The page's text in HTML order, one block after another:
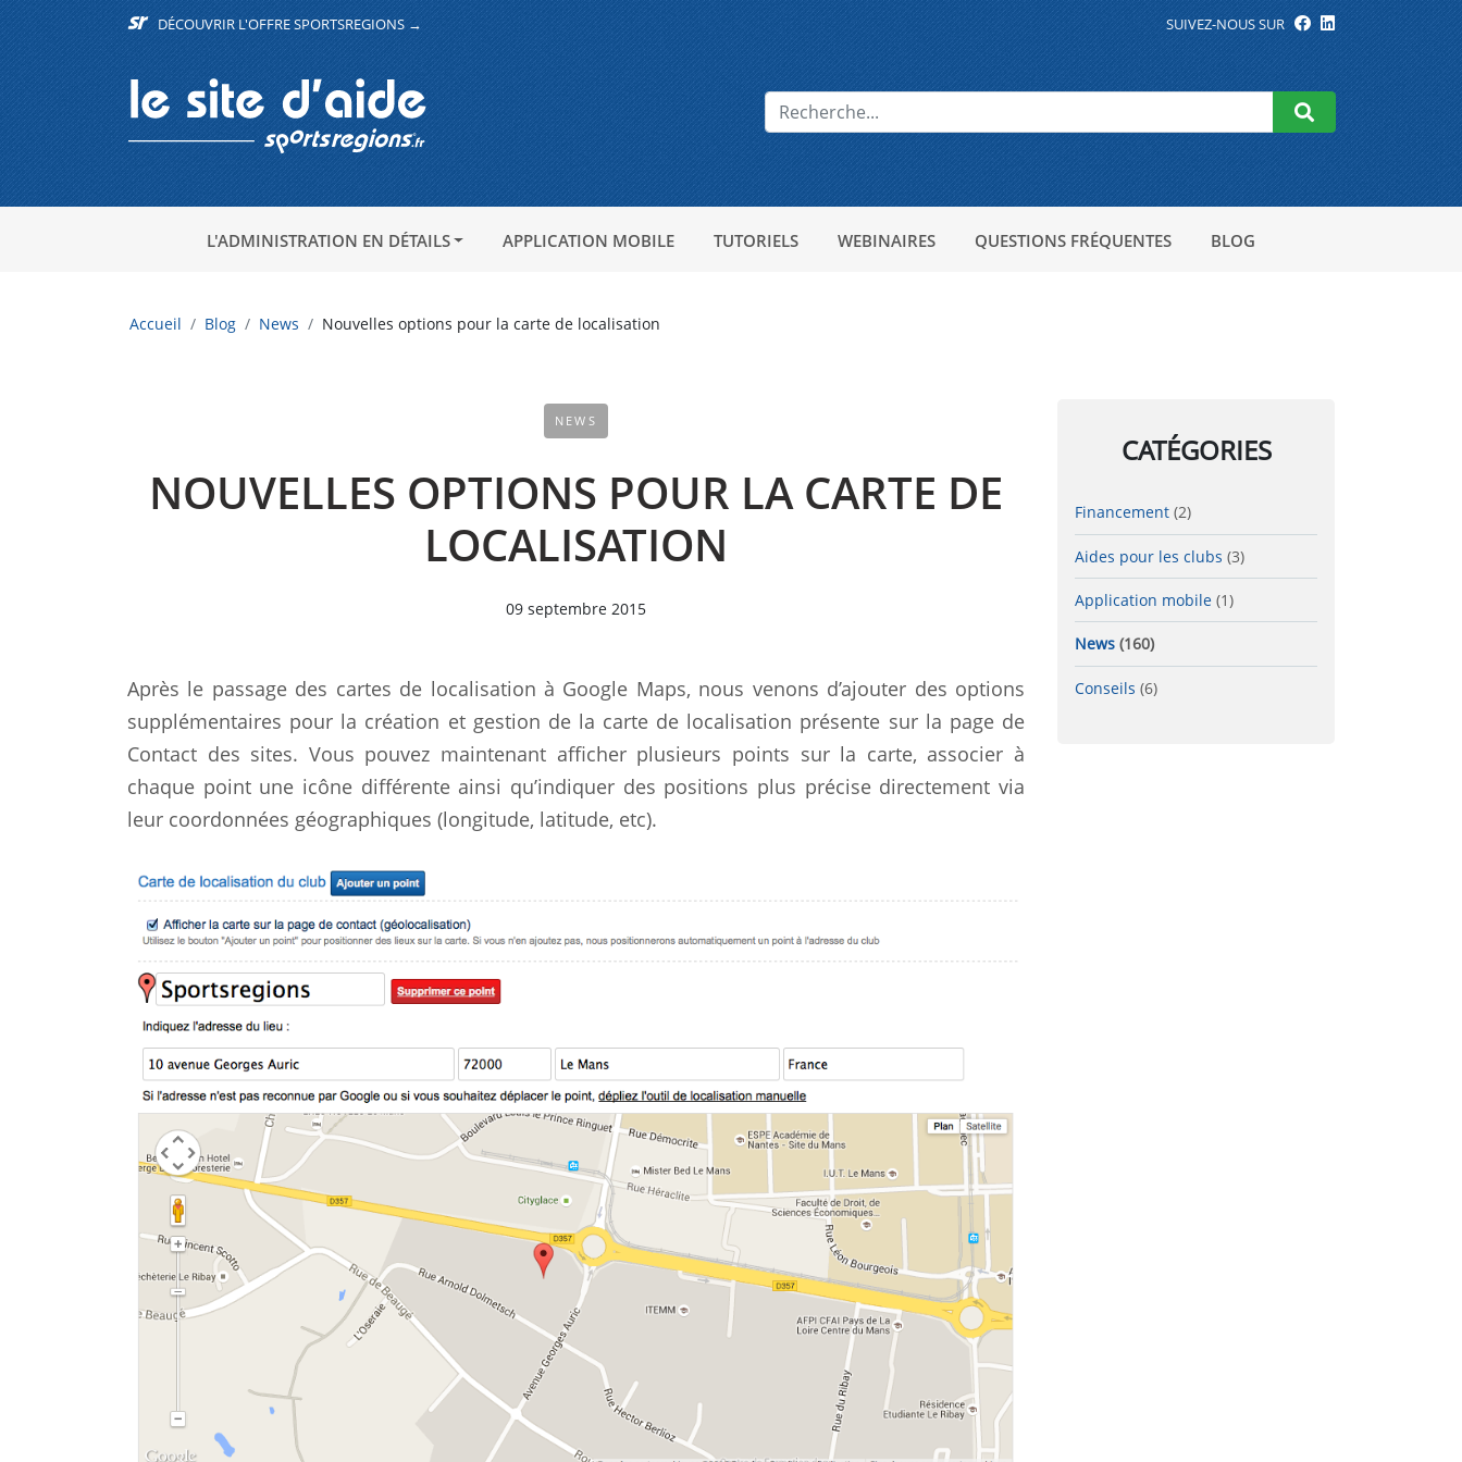
DÉCOUVRIR L'OFFRE SPORTSREGIONS → SUIVEZ-NOUS SUR
L'ADMINISTRATION EN DÉTAILS APPLICATION MOBILE TUTORIELS WEBINAIRES QUESTIONS FRÉQUENTES BLOG
Accueil Blog News Nouvelles options pour la carte de localisation
NEWS
NOUVELLES OPTIONS POUR LA CARTE DE
LOCALISATION
09 septembre 2015
Après le passage des cartes de localisation à Google Maps, nous venons d’ajouter des options
supplémentaires pour la création et gestion de la carte de localisation présente sur la page de
Contact des sites. Vous pouvez maintenant afficher plusieurs points sur la carte, associer à
chaque point une icône différente ainsi qu’indiquer des positions plus précise directement via
leur coordonnées géographiques (longitude, latitude, etc).
CATÉGORIES
Financement (2)
Aides pour les clubs (3)
Application mobile (1)
News (160)
Conseils (6)